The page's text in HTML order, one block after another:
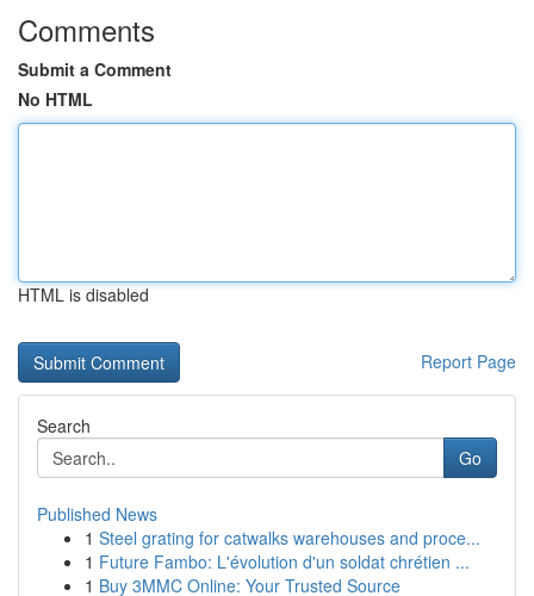
Comments
Submit a Comment
No HTML
HTML is disabled
Report Page
Search
Go
Published News
1 Steel grating for catwalks warehouses and proce...
1 Future Fambo: L'évolution d'un soldat chrétien ...
1 Buy 3MMC Online: Your Trusted Source